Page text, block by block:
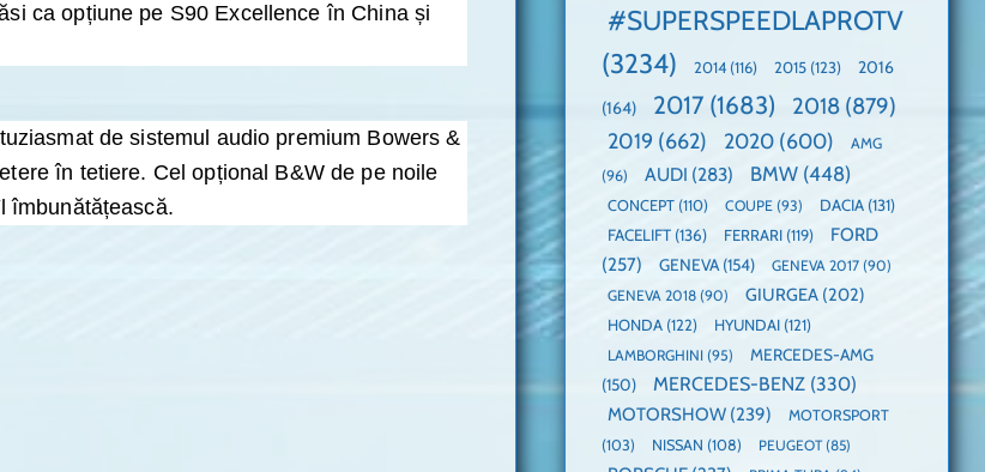
ca opțiune pe S90 Excellence în China și
de sistemul audio premium Bowers &
în tetiere. Cel opțional B&W de pe noile
îmbunătățească.
dube
EV3
câștigătoare,
domină
#SUPERSPEEDLAPROTV
(3234)
2014 (116) 2015 (123) 2016
(164) 2017 (1683) 2018 (879)
2019 (662) 2020 (600)
AMG
(96)
AUDI (283) BMW (448)
CONCEPT (110) COUPE (93) DACIA (131)
FACELIFT (136) FERRARI (119)
FORD
(257)
GENEVA(154) GENEVA 2017 (90)
GENEVA 2018 (90) GIURGEA (202)
HONDA (122) HYUNDAI (121)
LAMBORGHINI (95)
MERCEDES-AMG
(150)
MERCEDES-BENZ (330)
MOTORSHOW (239)
MOTORSPORT
(103)
NISSAN (108) PEUGEOT(85)